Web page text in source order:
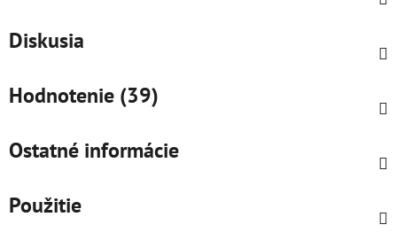
Diskusia
Hodnotenie (39)
Ostatné informácie
Použitie